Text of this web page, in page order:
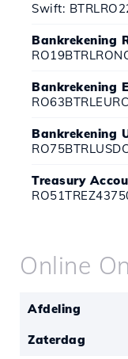
Swift:
Bankrekening
Bankrekening
Bankrekening
Treasury
Online
Afdeling
Zaterdag